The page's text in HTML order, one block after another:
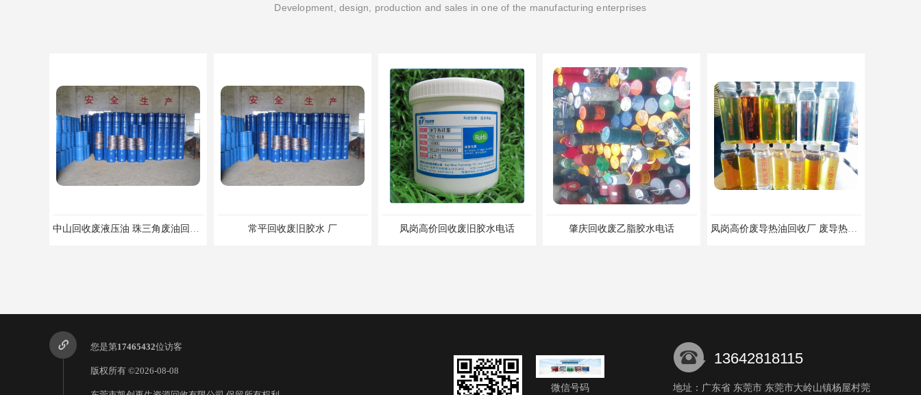
废油漆回收
废乙脂回收
东莞回收废二氯甲烷
废丁脂回收
Development, design, production and sales in one of the manufacturing enterprises
常平回收废旧胶水 厂 凤岗高价回收废旧胶水电话 肇庆回收废乙脂胶水电话
您是第17465432位访客
版权所有 ©2026-08-08
微信号码
13642818115
地址：广东省 东莞市 东莞市大岭山镇杨屋村莞